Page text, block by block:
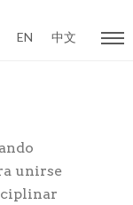
EN 中文
unirse